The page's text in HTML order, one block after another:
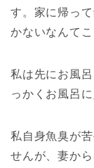
す。家に帰っ
かないなんてこ
私は先にお風
っかくお風呂
私自身魚臭が
せんが、妻か